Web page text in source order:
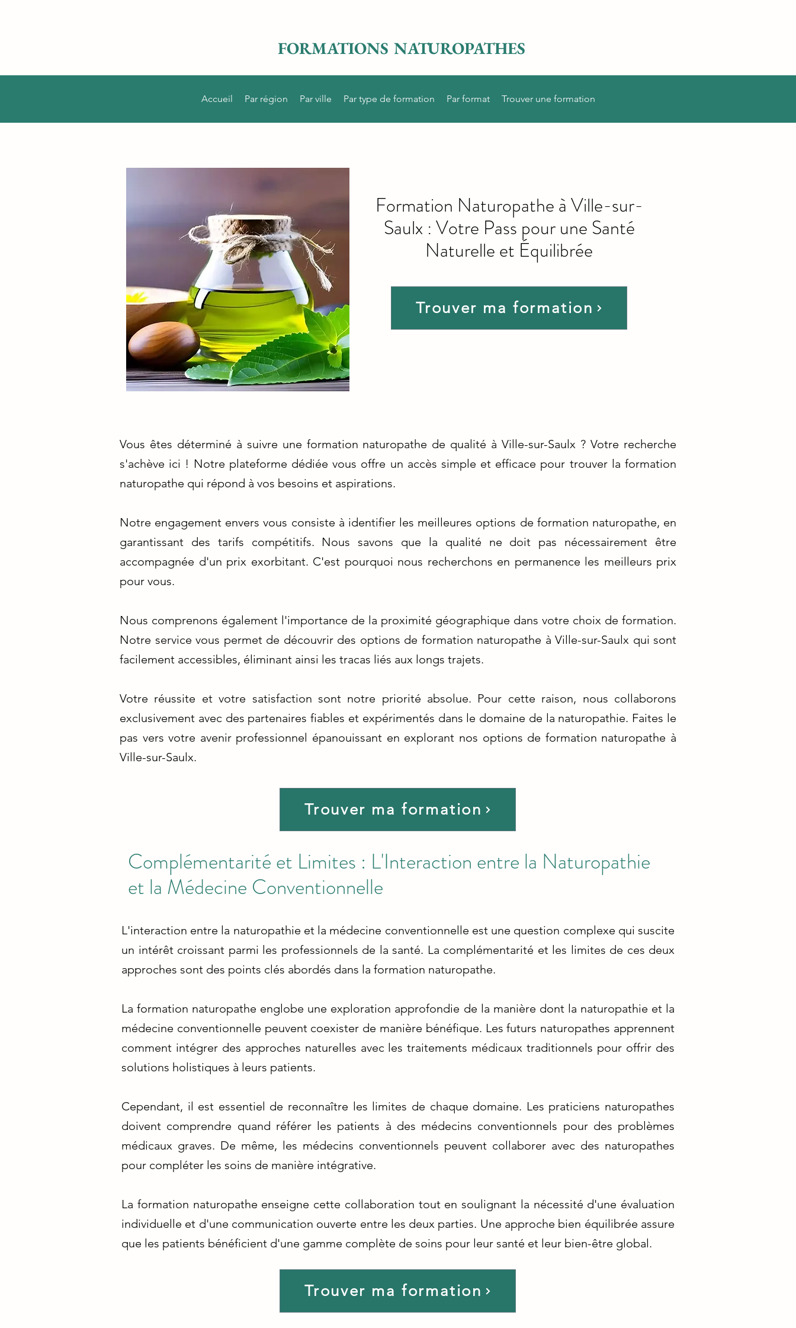
FORMATIONS NATUROPATHES
Accueil Par région Par ville Par type de formation Par format Trouver une formation
Trouver ma formation
Formation Naturopathe à Ville-sur-
Saulx : Votre Pass pour une Santé
Naturelle et Équilibrée
Vous êtes déterminé à suivre une formation naturopathe de qualité à Ville-sur-Saulx ? Votre recherche
s'achève ici ! Notre plateforme dédiée vous offre un accès simple et efficace pour trouver la formation
naturopathe qui répond à vos besoins et aspirations.
Notre engagement envers vous consiste à identifier les meilleures options de formation naturopathe, en
garantissant des tarifs compétitifs. Nous savons que la qualité ne doit pas nécessairement être
accompagnée d'un prix exorbitant. C'est pourquoi nous recherchons en permanence les meilleurs prix
pour vous.
Nous comprenons également l'importance de la proximité géographique dans votre choix de formation.
Notre service vous permet de découvrir des options de formation naturopathe à Ville-sur-Saulx qui sont
facilement accessibles, éliminant ainsi les tracas liés aux longs trajets.
Votre réussite et votre satisfaction sont notre priorité absolue. Pour cette raison, nous collaborons
exclusivement avec des partenaires fiables et expérimentés dans le domaine de la naturopathie. Faites le
pas vers votre avenir professionnel épanouissant en explorant nos options de formation naturopathe à
Ville-sur-Saulx.
Trouver ma formation
Complémentarité et Limites : L'Interaction entre la Naturopathie
et la Médecine Conventionnelle
L'interaction entre la naturopathie et la médecine conventionnelle est une question complexe qui suscite
un intérêt croissant parmi les professionnels de la santé. La complémentarité et les limites de ces deux
approches sont des points clés abordés dans la formation naturopathe.
La formation naturopathe englobe une exploration approfondie de la manière dont la naturopathie et la
médecine conventionnelle peuvent coexister de manière bénéfique. Les futurs naturopathes apprennent
comment intégrer des approches naturelles avec les traitements médicaux traditionnels pour offrir des
solutions holistiques à leurs patients.
Cependant, il est essentiel de reconnaître les limites de chaque domaine. Les praticiens naturopathes
doivent comprendre quand référer les patients à des médecins conventionnels pour des problèmes
médicaux graves. De même, les médecins conventionnels peuvent collaborer avec des naturopathes
pour compléter les soins de manière intégrative.
La formation naturopathe enseigne cette collaboration tout en soulignant la nécessité d'une évaluation
individuelle et d'une communication ouverte entre les deux parties. Une approche bien équilibrée assure
que les patients bénéficient d'une gamme complète de soins pour leur santé et leur bien-être global.
Trouver ma formation